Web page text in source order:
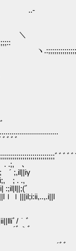
ﾞ
ﾞﾞﾞ
ﾞﾞﾞﾞ
､
. .,
ﾞ
ﾞ/｀ﾞ